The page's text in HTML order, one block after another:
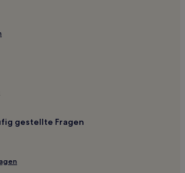
Saint Charles at Saint Joseph
gestellte Fragen